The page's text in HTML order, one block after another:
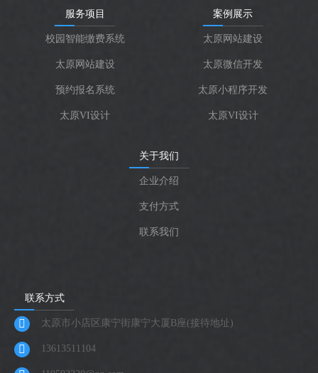
服务项目
校园智能缴费系统
太原网站建设
预约报名系统
太原VI设计
案例展示
太原网站建设
太原微信开发
太原小程序开发
太原VI设计
关于我们
企业介绍
支付方式
联系我们
联系方式
太原市小店区康宁街康宁大厦B座(接待地址)
13613511104